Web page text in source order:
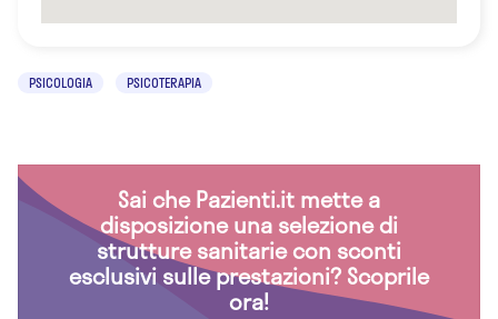
PSICOLOGIA PSICOTERAPIA
Sai che Pazienti.it mette a
disposizione una selezione di
strutture sanitarie con sconti
esclusivi sulle prestazioni? Scoprile
ora!